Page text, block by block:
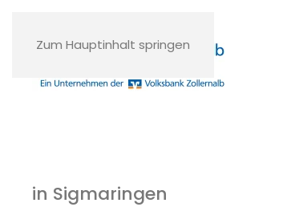
Zum Hauptinhalt springen
in Sigmaringen